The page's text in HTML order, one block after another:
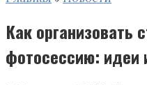
Как организовать
фотосессию: идеи